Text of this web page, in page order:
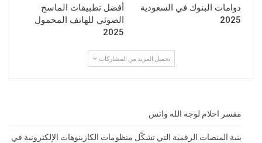
دوامات البنوك في السعودية
2025
أفضل تطبيقات الماسح
الضوئي للهاتف المحمول
2025
تحميل المزيد من المشاركات
مفسر احلام لوجه الله واتس
بنية المنصات الرقمية التي تشكّل منظومات الكازينوهات الإلكترونية في